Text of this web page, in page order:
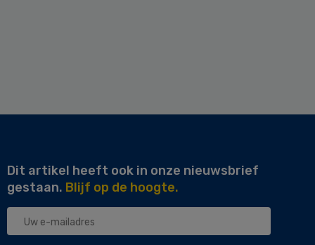
Dit artikel heeft ook in onze nieuwsbrief
gestaan. Blijf op de hoogte.
Uw